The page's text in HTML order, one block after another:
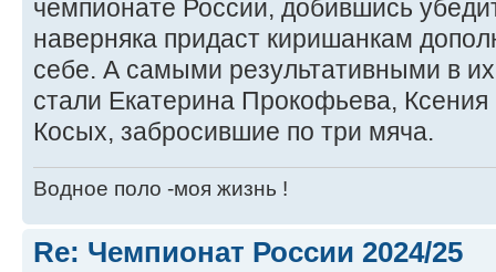
чемпионате России, добившись
наверняка придаст киришанкам
себе. А самыми результативными в их
стали Екатерина Прокофьева,
Косых, забросившие по три мяча.
Водное поло -моя жизнь !
Re: Чемпионат России 2024/25